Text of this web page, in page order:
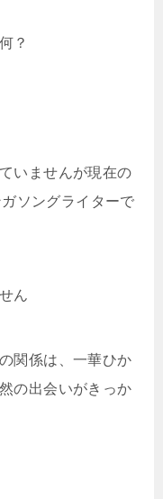
？
いませんが現在の
ソングライターで
ん
関係は、一華ひか
の出会いがきっか